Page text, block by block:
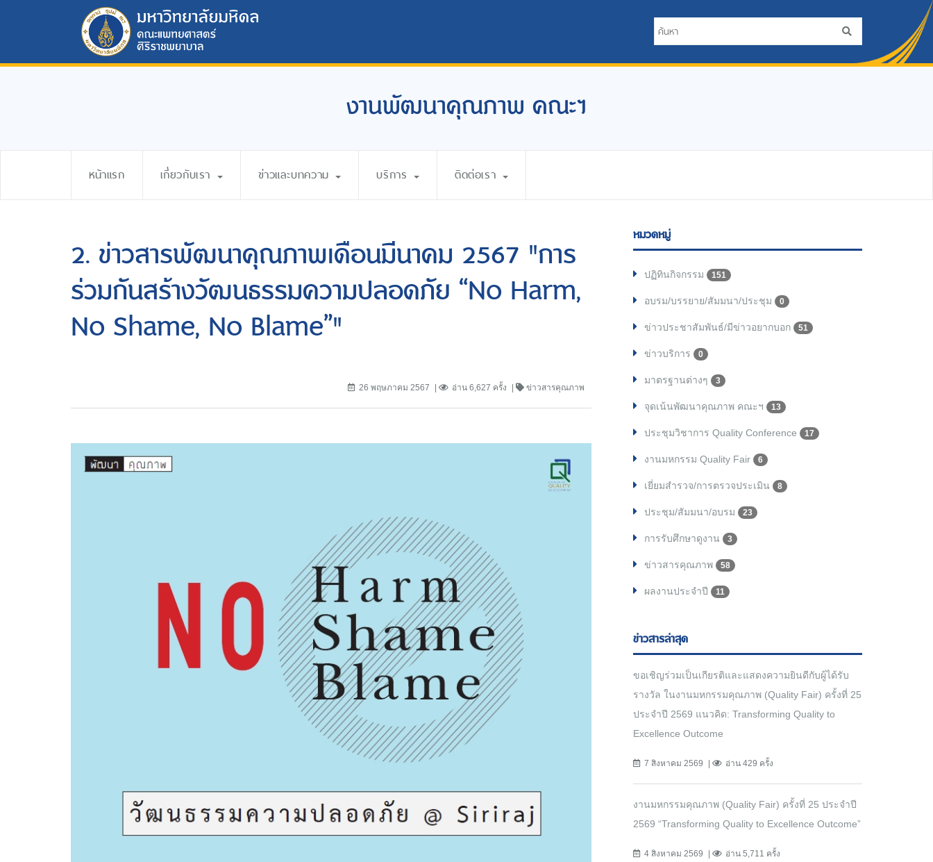
งานพัฒนาคุณภาพ คณะฯ
หน้าแรก เกี่ยวกับเรา ข่าวและบทความ บริการ ติดต่อเรา
2. ข่าวสารพัฒนาคุณภาพเดือนมีนาคม 2567 "การ
ร่วมกันสร้างวัฒนธรรมความปลอดภัย “No Harm,
No Shame, No Blame”"
26 พฤษภาคม 2567 อ่าน 6,627 ครั้ง ข่าวสารคุณภาพ
หมวดหมู่
ปฏิทินกิจกรรม 151
อบรม/บรรยาย/สัมมนา/ประชุม 0
ข่าวประชาสัมพันธ์/มีข่าวอยากบอก 51
ข่าวบริการ 0
มาตรฐานต่างๆ 3
จุดเน้นพัฒนาคุณภาพ คณะฯ 13
ประชุมวิชาการ Quality Conference 17
งานมหกรรม Quality Fair 6
เยี่ยมสำรวจ/การตรวจประเมิน 8
ประชุม/สัมมนา/อบรม 23
การรับศึกษาดูงาน 3
ข่าวสารคุณภาพ 58
ผลงานประจำปี 11
ข่าวสารล่าสุด
ขอเชิญร่วมเป็นเกียรติและแสดงความยินดีกับผู้ได้รับ
รางวัล ในงานมหกรรมคุณภาพ (Quality Fair) ครั้งที่ 25
ประจำปี 2569 แนวคิด: Transforming Quality to
Excellence Outcome
7 สิงหาคม 2569 อ่าน 429 ครั้ง
งานมหกรรมคุณภาพ (Quality Fair) ครั้งที่ 25 ประจำปี
2569 “Transforming Quality to Excellence Outcome”
4 สิงหาคม 2569 อ่าน 5,711 ครั้ง